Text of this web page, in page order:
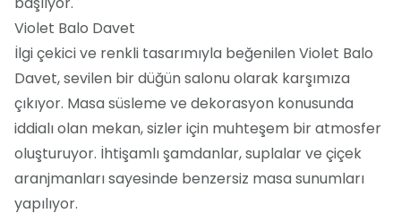
Violet Balo Davet
İlgi çekici ve renkli tasarımıyla beğenilen Violet Balo
Davet, sevilen bir düğün salonu olarak karşımıza
çıkıyor. Masa süsleme ve dekorasyon konusunda
iddialı olan mekan, sizler için muhteşem bir atmosfer
oluşturuyor. İhtişamlı şamdanlar, suplalar ve çiçek
aranjmanları sayesinde benzersiz masa sunumları
yapılıyor.